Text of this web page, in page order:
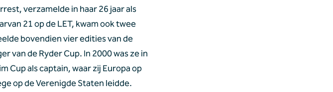
verzamelde in haar 26 jaar als
21 op de LET, kwam ook twee
bovendien vier edities van de
van de Ryder Cup. In 2000 was ze in
Cup als captain, waar zij Europa op
op de Verenigde Staten leidde.